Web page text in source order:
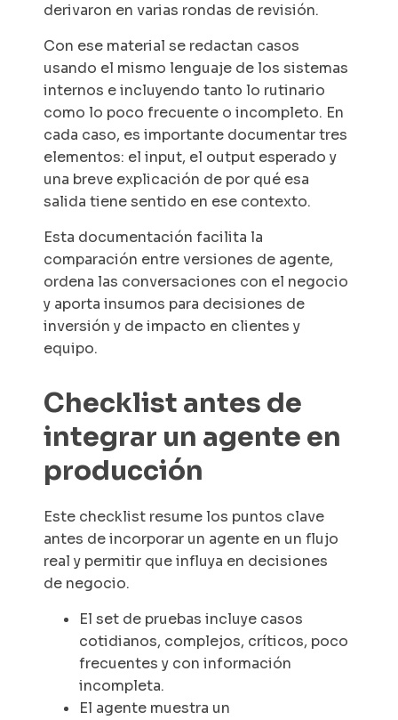
derivaron en varias rondas de revisión.
Con ese material se redactan casos
usando el mismo lenguaje de los sistemas
internos e incluyendo tanto lo rutinario
como lo poco frecuente o incompleto. En
cada caso, es importante documentar tres
elementos: el input, el output esperado y
una breve explicación de por qué esa
salida tiene sentido en ese contexto.
Esta documentación facilita la
comparación entre versiones de agente,
ordena las conversaciones con el negocio
y aporta insumos para decisiones de
inversión y de impacto en clientes y
equipo.
Checklist antes de
integrar un agente en
producción
Este checklist resume los puntos clave
antes de incorporar un agente en un flujo
real y permitir que influya en decisiones
de negocio.
El set de pruebas incluye casos
cotidianos, complejos, críticos, poco
frecuentes y con información
incompleta.
El agente muestra un